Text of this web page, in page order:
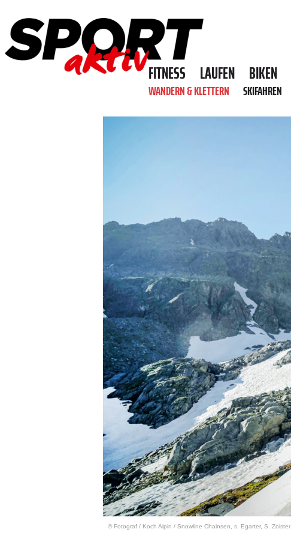
FITNESS LAUFEN BIKEN
WANDERN & KLETTERN SKIFAHREN
© Fotograf / Koch Alpin / Snowline Chainsen, s. Egarter, S. Zoister